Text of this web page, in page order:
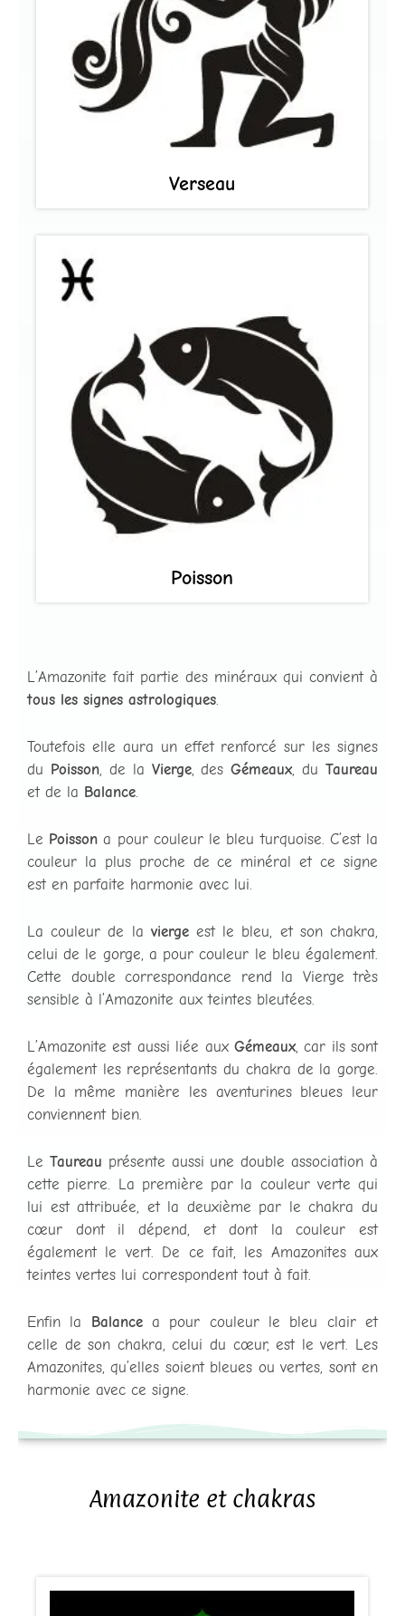
Verseau
Poisson
L’Amazonite fait partie des minéraux qui convient à
tous les signes astrologiques.
Toutefois elle aura un effet renforcé sur les signes
du Poisson, de la Vierge, desGémeaux, du Taureau
et de la Balance.
Le Poisson a pour couleur le bleu turquoise. C’est la
couleur la plus proche de ce minéral et ce signe
est en parfaite harmonie avec lui.
La couleur de la viergeest le bleu, et son chakra,
celui de le gorge, a pour couleur le bleu également.
Cette double correspondance rend la Vierge très
sensible à l’Amazonite aux teintes bleutées.
L’Amazonite est aussi liée aux Gémeaux, car ils sont
également les représentants du chakra de la gorge.
De la même manière les aventurines bleues leur
conviennent bien.
Le Taureau présente aussi une double association à
cette pierre. La première par la couleur verte qui
lui est attribuée, et la deuxième par le chakra du
cœur dont il dépend, et dont la couleur est
également le vert. De ce fait, les Amazonites aux
teintes vertes lui correspondent tout à fait.
Enfin la Balancea pour couleur le bleu clair et
celle de son chakra, celui du cœur, est le vert. Les
Amazonites, qu’elles soient bleues ou vertes, sont en
harmonie avec ce signe.
Amazonite et chakras